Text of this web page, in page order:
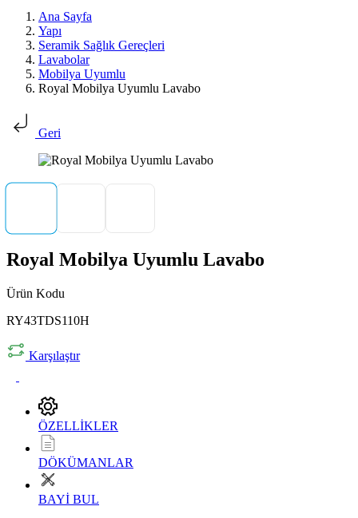
Ana Sayfa
Yapı
Seramik Sağlık Gereçleri
Lavabolar
Mobilya Uyumlu
Royal Mobilya Uyumlu Lavabo
Geri
Royal Mobilya Uyumlu Lavabo
Ürün Kodu
RY43TDS110H
Karşılaştır
ÖZELLİKLER
DÖKÜMANLAR
BAYİ BUL